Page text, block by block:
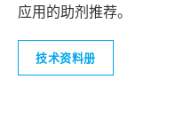
应用的助剂推荐。
技术资料册